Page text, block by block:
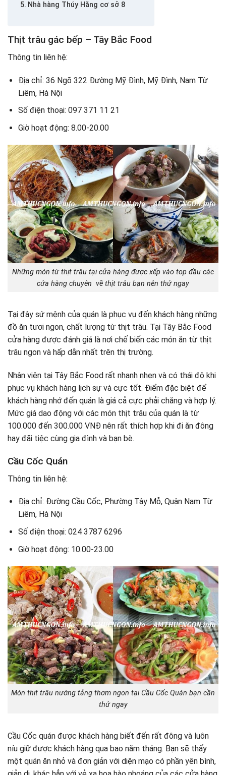
Nhà hàng Thúy Hằng cơ sở 8
Thịt trâu gác bếp – Tây Bắc Food
Thông tin liên hệ:
Địa chỉ: 36 Ngõ 322 Đường Mỹ Đình, Mỹ Đình, Nam Từ
Liêm, Hà Nội
Số điện thoại: 097 371 11 21
Giờ hoạt động: 8.00-20.00
Những món từ thịt trâu tại cửa hàng được xếp vào top đầu các
cửa hàng chuyên về thịt trâu bạn nên thử ngay
Tại đây sứ mệnh của quán là phục vụ đến khách hàng những
đồ ăn tươi ngon, chất lượng từ thịt trâu. Tại Tây Bắc Food
cửa hàng được đánh giá là nơi chế biến các món ăn từ thịt
trâu ngon và hấp dẫn nhất trên thị trường.
Nhân viên tại Tây Bắc Food rất nhanh nhẹn và có thái độ khi
phục vụ khách hàng lịch sự và cực tốt. Điểm đặc biệt để
khách hàng nhớ đến quán là giá cả cực phải chăng và hợp lý.
Mức giá dao động với các món thịt trâu của quán là từ
100.000 đến 300.000 VNĐ nên rất thích hợp khi đi ăn đông
hay đãi tiệc cùng gia đình và bạn bè.
Cầu Cốc Quán
Thông tin liên hệ:
Địa chỉ: Đường Cầu Cốc, Phường Tây Mỗ, Quận Nam Từ
Liêm, Hà Nội
Số điện thoại: 024 3787 6296
Giờ hoạt động: 10.00-23.00
Món thịt trâu nướng tảng thơm ngon tại Cầu Cốc Quán bạn cần
thử ngay
Cầu Cốc quán được khách hàng biết đến rất đông và luôn
níu giữ được khách hàng qua bao năm tháng. Bạn sẽ thấy
một quán ăn nhỏ và đơn giản với diện mạo có phần yên bình,